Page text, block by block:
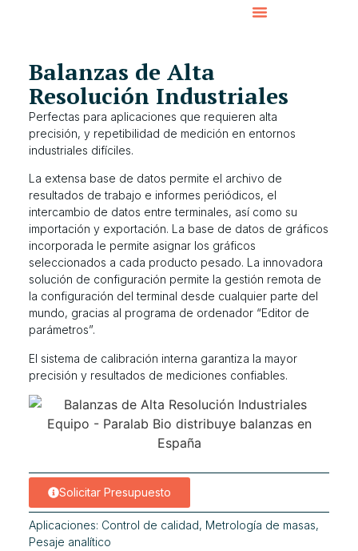
Balanzas de Alta
Resolución Industriales
Perfectas para aplicaciones que requieren alta
precisión, y repetibilidad de medición en entornos
industriales difíciles.
La extensa base de datos permite el archivo de
resultados de trabajo e informes periódicos, el
intercambio de datos entre terminales, así como su
importación y exportación. La base de datos de gráficos
incorporada le permite asignar los gráficos
seleccionados a cada producto pesado. La innovadora
solución de configuración permite la gestión remota de
la configuración del terminal desde cualquier parte del
mundo, gracias al programa de ordenador “Editor de
parámetros”.
El sistema de calibración interna garantiza la mayor
precisión y resultados de mediciones confiables.
Solicitar Presupuesto
Aplicaciones: Control de calidad, Metrología de masas,
Pesaje analítico